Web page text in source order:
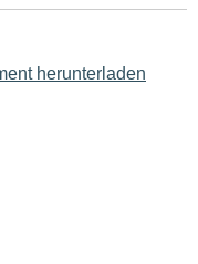
herunterladen